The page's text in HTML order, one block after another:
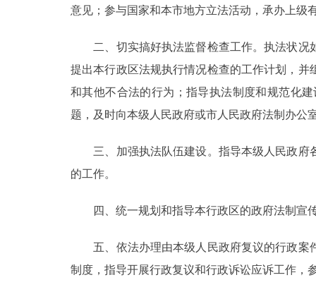
北京概况
绿色北京
多语种
ESPAÑOL
ITALIANO
意见；参与国家和本市地方立法活动，承办上级
二、切实搞好执法监督检查工作。执法状况
提出本行政区法规执行情况检查的工作计划，
和其他不合法的行为；指导执法制度和规范化
题，及时向本级人民政府或市人民政府法制办公
三、加强执法队伍建设。指导本级人民政府
的工作。
四、统一规划和指导本行政区的政府法制宣
五、依法办理由本级人民政府复议的行政案
制度，指导开展行政复议和行政诉讼应诉工作，